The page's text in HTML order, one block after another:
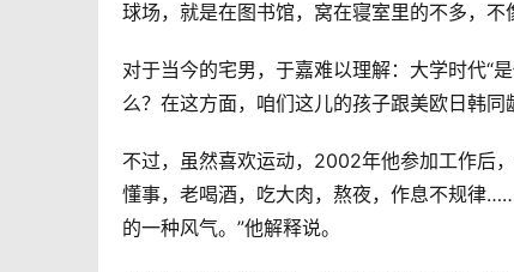
球场，就是在图书馆，窝在寝室里的不多，不
对于当今的宅男，于嘉难以理解：大学时代“
么？在这方面，咱们这儿的孩子跟美欧日韩同
不过，虽然喜欢运动，2002年他参加工作后
懂事，老喝酒，吃大肉，熬夜，作息不规律
的一种风气。”他解释说。